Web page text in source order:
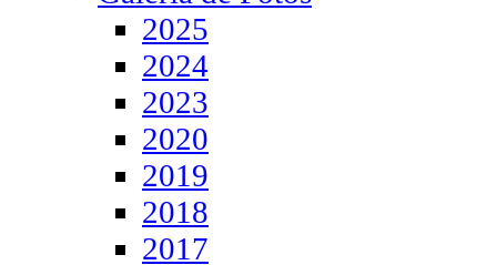
2025
2024
2023
2020
2019
2018
2017